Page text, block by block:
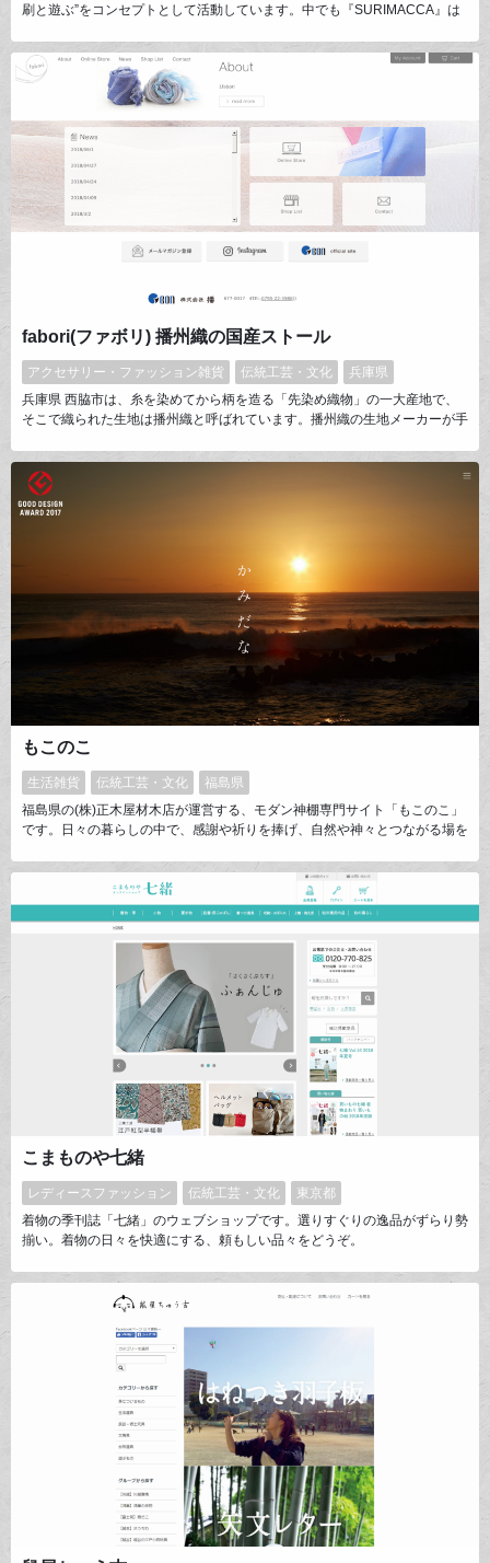
刷と遊ぶ”をコンセプトとして活動しています。中でも『SURIMACCA』は
グッドデザイン賞もいただきました。これまでのシルクスクリーンにはな
い、見た目の楽しさと作業のしやすさが特徴です。シルクスクリーン用品は
勿論、素材やインク類なども取り揃えております！
fabori(ファボリ) 播州織の国産ストール
アクセサリー・ファッション雑貨 伝統工芸・文化
兵庫県
兵庫県 西脇市は、糸を染めてから柄を造る「先染め織物」の一大産地で、
そこで織られた生地は播州織と呼ばれています。播州織の生地メーカーが手
を”選ぶ楽しさを感じて欲しい、というコンセプトで沢山の色、柄のストー
ルを少量ずつ展開しています。
もこのこ
生活雑貨 伝統工芸・文化
福島県
福島県の(株)正木屋材木店が運営する、モダン神棚専門サイト「もこのこ」
です。日々の暮らしの中で、感謝や祈りを捧げ、自然や神々とつながる場を
お祀りしづらいという声を聞きます。私たちは神棚の基本的な考え方を変え
ず、カタチを解釈し直し、新しい「かみだな」をつくりました。日本の心
を、神棚を通し次世代に伝えていくことができればと思います。
こまものや七緒
レディースファッション 伝統工芸・文化
東京都
着物の季刊誌「七緒」のウェブショップです。選りすぐりの逸品がずらり勢
揃い。着物の日々を快適にする、頼もしい品々をどうぞ。